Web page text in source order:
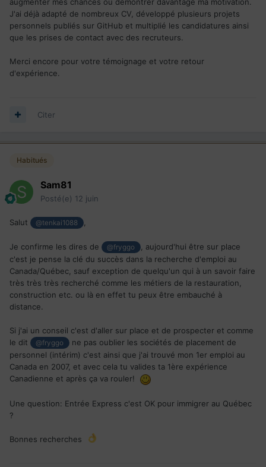
J'ai déjà adapté de nombreux CV, développé plusieurs projets
personnels publiés sur GitHub et multiplié les candidatures ainsi
que les prises de contact avec des recruteurs.
Merci encore pour votre témoignage et votre retour
d'expérience.
Citer
Habitués
Sam81
Posté(e) 12 juin
Salut @tenkai1088 ,
Je confirme les dires de @fryggo
, aujourd'hui être sur place
c'est je pense la clé du succès dans la recherche d'emploi au
Canada/Québec, sauf exception de quelqu'un qui à un savoir faire
très très très recherché comme les métiers de la restauration,
construction etc. ou là en effet tu peux être embauché à
distance.
Si j'ai un conseil c'est d'aller sur place et de prospecter et comme
le dit
@fryggo
ne pas oublier les sociétés de placement de
personnel (intérim) c'est ainsi que j'ai trouvé mon 1er emploi au
Canada en 2007, et avec cela tu valides ta 1ère expérience
Canadienne et après ça va rouler!
Une question: Entrée Express c'est OK pour immigrer au Québec
?
Bonnes recherches